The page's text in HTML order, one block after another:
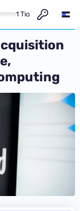
1 Tio